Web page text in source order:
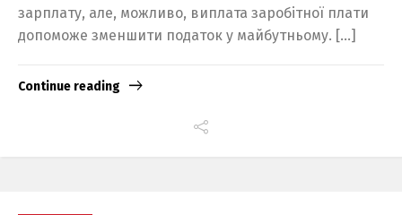
зарплату, але, можливо, виплата заробітної плати
допоможе зменшити податок у майбутньому. […]
Continue reading